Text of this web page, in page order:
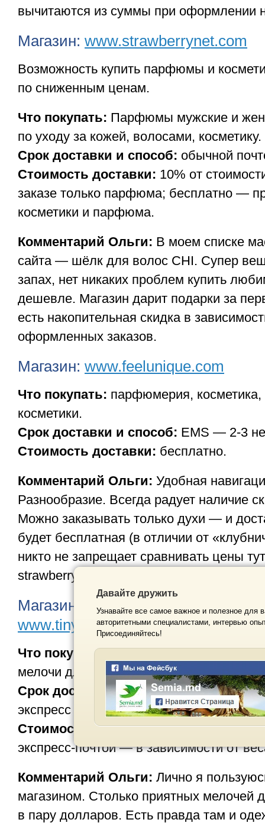
вычитаются из суммы при оформлении
Магазин: www.strawberrynet.com
Возможность купить парфюмы и
по сниженным ценам.
Что покупать: Парфюмы мужские и
по уходу за кожей, волосами, косметику.
Срок доставки и способ: обычной
Стоимость доставки: 10% от
заказе только парфюма; бесплатно —
косметики и парфюма.
Комментарий Ольги: В моем списке
сайта — шёлк для волос CHI. Супер
запах, нет никаких проблем купить
дешевле. Магазин дарит подарки за
есть накопительная скидка в
оформленных заказов.
Магазин: www.feelunique.com
Что покупать: парфюмерия, косметика,
косметики.
Срок доставки и способ: EMS — 2-3
Стоимость доставки: бесплатно.
Комментарий Ольги: Удобная
Разнообразие. Всегда радует наличие
Можно заказывать только духи — и
будет бесплатная (в отличии от
никто не запрещает сравнивать цены
strawberrynet.com и заказать от туда,
Магазин: Китайские магазины
www.tinydeal.com
Что покупать:Планшеты, телефоны,
мелочи для дома, сувениры, бижутерию.
Срок доставки и способ:обычной
экспресс — почтой 10-14 дней.
Стоимость доставки:обычной почтой
экспресс-почтой — в зависимости от
Комментарий Ольги: Лично я
магазином. Столько приятных мелочей
в пару долларов. Есть правда там и
Давайте дружить
Узнавайте все самое важное и полезное для
авторитетными специалистами, интервью
Присоединяйтесь!